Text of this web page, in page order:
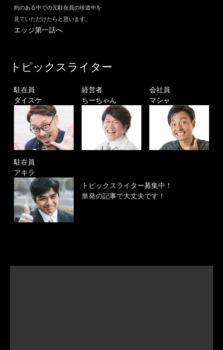
約のある中での元駐在員の珍道中を
見ていただけたらと思います。
エッジ第一話へ
トピックスライター
駐在員
ダイスケ
経営者
ちーちゃん
会社員
マシャ
駐在員
アキラ
トピックスライター募集中！
単発の記事で大丈夫です！